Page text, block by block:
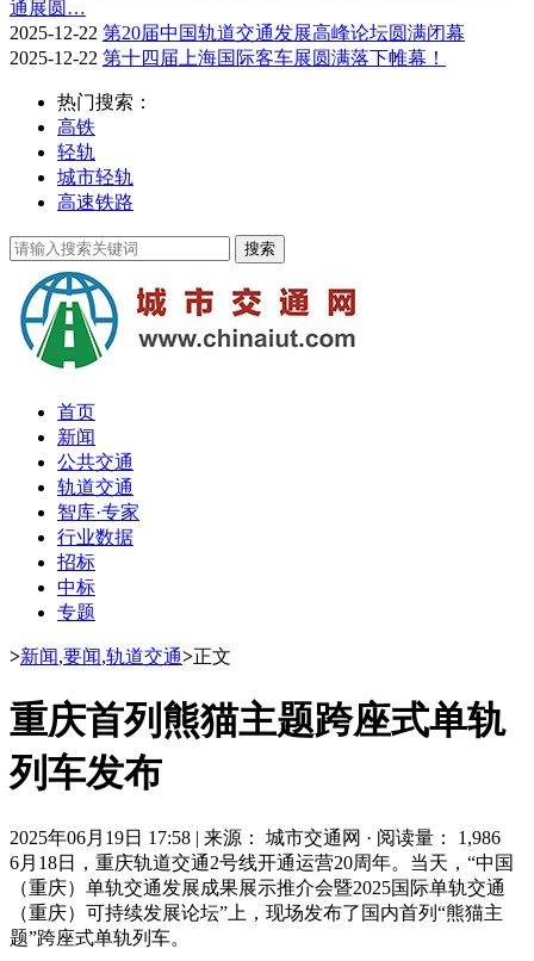
通展圆…
2025-12-22 第20届中国轨道交通发展高峰论坛圆满闭幕
2025-12-22 第十四届上海国际客车展圆满落下帷幕！
热门搜索：
高铁
轻轨
城市轻轨
高速铁路
首页
新闻
公共交通
轨道交通
智库·专家
行业数据
招标
中标
专题
>新闻,要闻,轨道交通>正文
重庆首列熊猫主题跨座式单轨
列车发布
2025年06月19日 17:58 | 来源： 城市交通网 · 阅读量： 1,986
6月18日，重庆轨道交通2号线开通运营20周年。当天，“中国
（重庆）单轨交通发展成果展示推介会暨2025国际单轨交通
（重庆）可持续发展论坛”上，现场发布了国内首列“熊猫主
题”跨座式单轨列车。